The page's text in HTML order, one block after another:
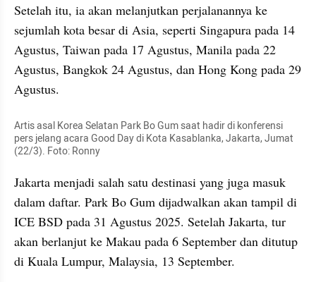
Setelah itu, ia akan melanjutkan perjalanannya ke
sejumlah kota besar di Asia, seperti Singapura pada 14
Agustus, Taiwan pada 17 Agustus, Manila pada 22
Agustus, Bangkok 24 Agustus, dan Hong Kong pada 29
Agustus.
Artis asal Korea Selatan Park Bo Gum saat hadir di konferensi
pers jelang acara Good Day di Kota Kasablanka, Jakarta, Jumat
(22/3). Foto: Ronny
Jakarta menjadi salah satu destinasi yang juga masuk
dalam daftar. Park Bo Gum dijadwalkan akan tampil di
ICE BSD pada 31 Agustus 2025. Setelah Jakarta, tur
akan berlanjut ke Makau pada 6 September dan ditutup
di Kuala Lumpur, Malaysia, 13 September.